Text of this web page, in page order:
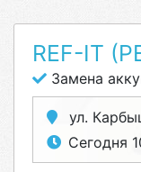
REF-IT
Замена
ул.
Сегодня